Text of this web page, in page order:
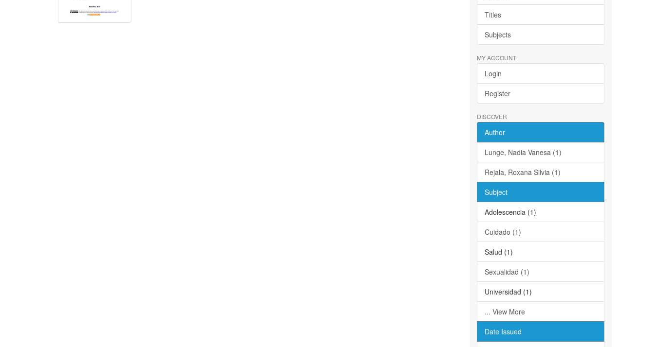
Titles
Subjects
MY ACCOUNT
Login
Register
DISCOVER
Author
Lunge, Nadia Vanesa (1)
Rejala, Roxana Silvia (1)
Subject
Adolescencia (1)
Cuidado (1)
Salud (1)
Sexualidad (1)
Universidad (1)
... View More
Date Issued